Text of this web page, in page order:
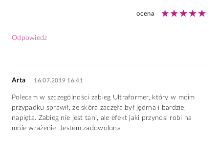
ocena
Odpowiedz
Arta 16.07.2019 16:41
Polecam w szczególności zabieg Ultraformer, który w moim
przypadku sprawił, że skóra zaczęła był jędrna i bardziej
napięta. Zabieg nie jest tani, ale efekt jaki przynosi robi na
mnie wrażenie. Jestem zadowolona